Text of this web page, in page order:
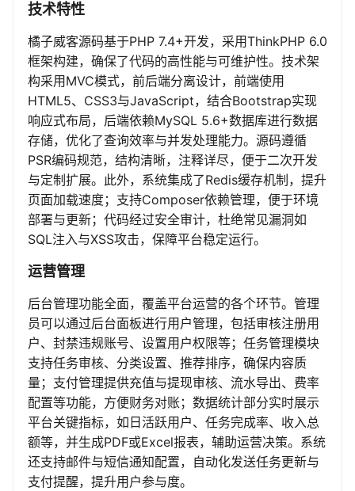
技术特性
橘子威客源码基于PHP 7.4+开发，采用ThinkPHP 6.0
框架构建，确保了代码的高性能与可维护性。技术架
构采用MVC模式，前后端分离设计，前端使用
HTML5、CSS3与JavaScript，结合Bootstrap实现
响应式布局，后端依赖MySQL 5.6+数据库进行数据
存储，优化了查询效率与并发处理能力。源码遵循
PSR编码规范，结构清晰，注释详尽，便于二次开发
与定制扩展。此外，系统集成了Redis缓存机制，提升
页面加载速度；支持Composer依赖管理，便于环境
部署与更新；代码经过安全审计，杜绝常见漏洞如
SQL注入与XSS攻击，保障平台稳定运行。
运营管理
后台管理功能全面，覆盖平台运营的各个环节。管理
员可以通过后台面板进行用户管理，包括审核注册用
户、封禁违规账号、设置用户权限等；任务管理模块
支持任务审核、分类设置、推荐排序，确保内容质
量；支付管理提供充值与提现审核、流水导出、费率
配置等功能，方便财务对账；数据统计部分实时展示
平台关键指标，如日活跃用户、任务完成率、收入总
额等，并生成PDF或Excel报表，辅助运营决策。系统
还支持邮件与短信通知配置，自动化发送任务更新与
支付提醒，提升用户参与度。